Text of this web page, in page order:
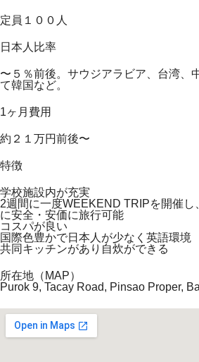
定員１００人
日本人比率
〜５％前後。サウジアラビア、台湾、
て韓国など。
1ヶ月費用
約２１万円前後〜
特徴
学校施設内が充実
2週間に一度WEEKEND TRIPを開催し
に安全・安価に旅行可能
コスパが良い
国際色豊かで日本人が少なく英語環境
共同キッチンがあり自炊ができる
所在地（MAP）
Purok 9, Tacay Road, Pinsao Proper,